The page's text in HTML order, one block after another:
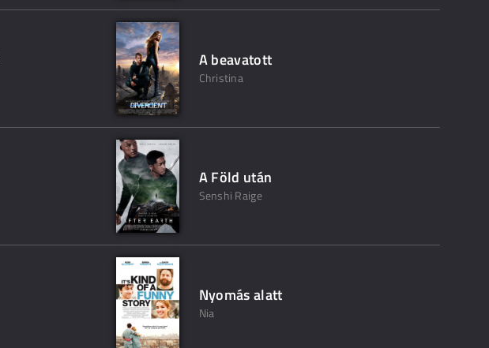
A beavatott
Christina
A Föld után
Senshi Raige
Nyomás alatt
Nia